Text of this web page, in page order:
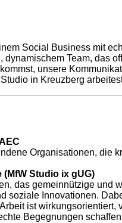
Social Business mit
dynamischem Team, das
unsere
in Kreuzberg
Organisationen, die
(MfW Studio ix gUG)
das gemeinnützige und
soziale Innovationen.
ist
Begegnungen